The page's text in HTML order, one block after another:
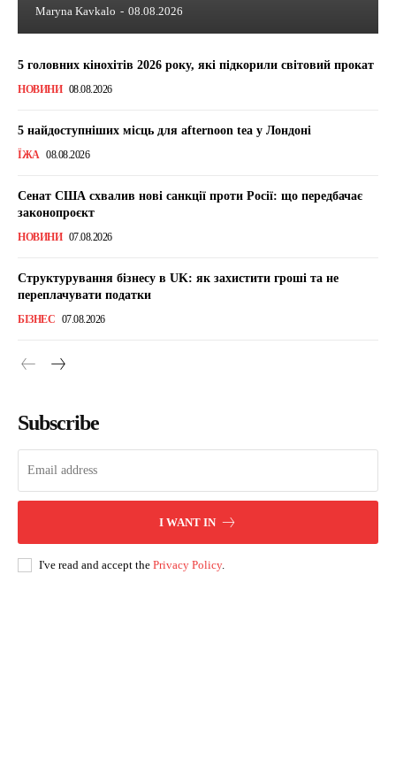
Maryna Kavkalo - 08.08.2026
5 головних кінохітів 2026 року, які підкорили світовий прокат
НОВИНИ 08.08.2026
5 найдоступніших місць для afternoon tea у Лондоні
ЇЖА 08.08.2026
Сенат США схвалив нові санкції проти Росії: що передбачає
законопроєкт
НОВИНИ 07.08.2026
Структурування бізнесу в UK: як захистити гроші та не
переплачувати податки
БІЗНЕС 07.08.2026
Subscribe
I WANT IN
I've read and accept the Privacy Policy.